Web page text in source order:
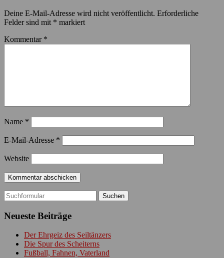
Deine E-Mail-Adresse wird nicht veröffentlicht. Erforderliche
Felder sind mit * markiert
Kommentar *
Name *
E-Mail-Adresse *
Website
Suchen
nach:
Neueste Beiträge
Der Ehrgeiz des Seiltänzers
Die Spur des Scheiterns
Fußball, Fahnen, Vaterland